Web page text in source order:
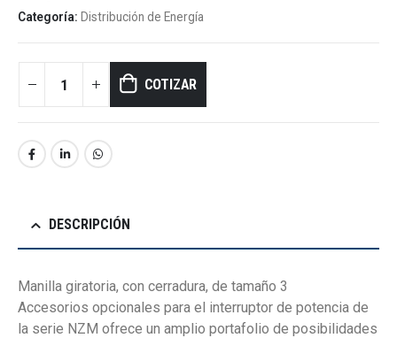
Categoría: Distribución de Energía
COTIZAR
DESCRIPCIÓN
Manilla giratoria, con cerradura, de tamaño 3
Accesorios opcionales para el interruptor de potencia de
la serie NZM ofrece un amplio portafolio de posibilidades